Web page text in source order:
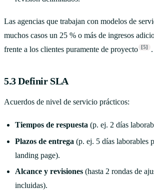
Las agencias que trabajan con modelos de
muchos casos un 25 % o más de ingresos
frente a los clientes puramente de proyecto [5] .
5.3 Definir SLA
Acuerdos de nivel de servicio prácticos:
Tiempos de respuesta (p. ej. 2 días
Plazos de entrega (p. ej. 5 días laborables
landing page).
Alcance y revisiones (hasta 2 rondas de
incluidas).